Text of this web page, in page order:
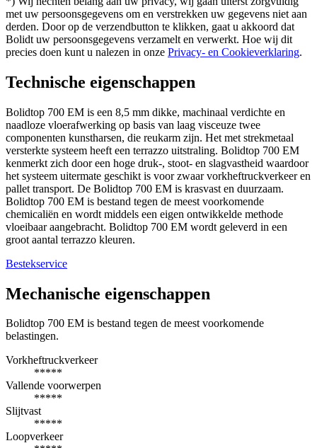
met uw persoonsgegevens om en verstrekken uw gegevens niet aan
derden. Door op de verzendbutton te klikken, gaat u akkoord dat
Bolidt uw persoonsgegevens verzamelt en verwerkt. Hoe wij dit
precies doen kunt u nalezen in onze Privacy- en Cookieverklaring.
Technische eigenschappen
Bolidtop 700 EM is een 8,5 mm dikke, machinaal verdichte en
naadloze vloerafwerking op basis van laag visceuze twee
componenten kunstharsen, die reukarm zijn. Het met strekmetaal
versterkte systeem heeft een terrazzo uitstraling. Bolidtop 700 EM
kenmerkt zich door een hoge druk-, stoot- en slagvastheid waardoor
het systeem uitermate geschikt is voor zwaar vorkheftruckverkeer en
pallet transport. De Bolidtop 700 EM is krasvast en duurzaam.
Bolidtop 700 EM is bestand tegen de meest voorkomende
chemicaliën en wordt middels een eigen ontwikkelde methode
vloeibaar aangebracht. Bolidtop 700 EM wordt geleverd in een
groot aantal terrazzo kleuren.
Bestekservice
Mechanische eigenschappen
Bolidtop 700 EM is bestand tegen de meest voorkomende
belastingen.
Vorkheftruckverkeer
*****
Vallende voorwerpen
*****
Slijtvast
*****
Loopverkeer